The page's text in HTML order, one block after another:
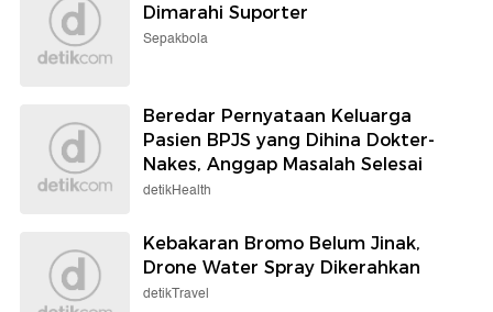
Dimarahi Suporter
Sepakbola
Beredar Pernyataan Keluarga
Pasien BPJS yang Dihina Dokter-
Nakes, Anggap Masalah Selesai
detikHealth
Kebakaran Bromo Belum Jinak,
Drone Water Spray Dikerahkan
detikTravel